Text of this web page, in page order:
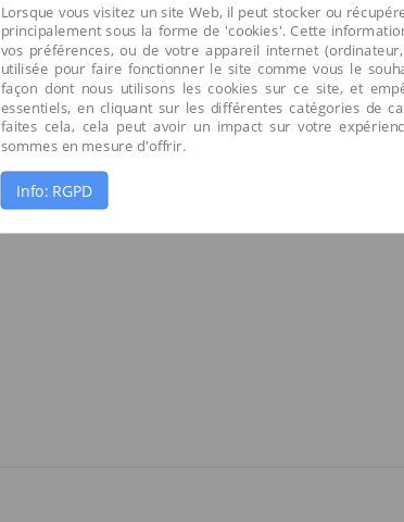
Lorsque vous visitez un site Web, il peut stocker ou
principalement sous la forme de 'cookies'. Cette
vos préférences, ou de votre appareil internet
utilisée pour faire fonctionner le site comme vous le
façon dont nous utilisons les cookies sur ce site, et
essentiels, en cliquant sur les différentes catégories de
faites cela, cela peut avoir un impact sur votre
sommes en mesure d'offrir.
Info: RGPD